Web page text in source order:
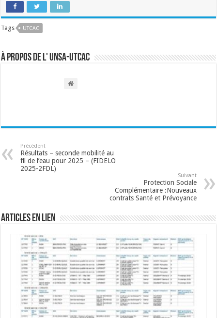
Tags UTCAC
À propos de l' UNSA-UTCAC
Précédent
Résultats – seconde mobilité au
fil de l’eau pour 2025 – (FIDELO
2025-2FDL)
Suivant
Protection Sociale
Complémentaire :Nouveaux
contrats Santé et Prévoyance
Articles en lien